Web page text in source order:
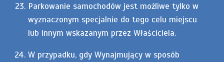
Parkowanie samochodów jest możliwe tylko w
wyznaczonym specjalnie do tego celu miejscu
lub innym wskazanym przez Właściciela.
W przypadku, gdy Wynajmujący w sposób